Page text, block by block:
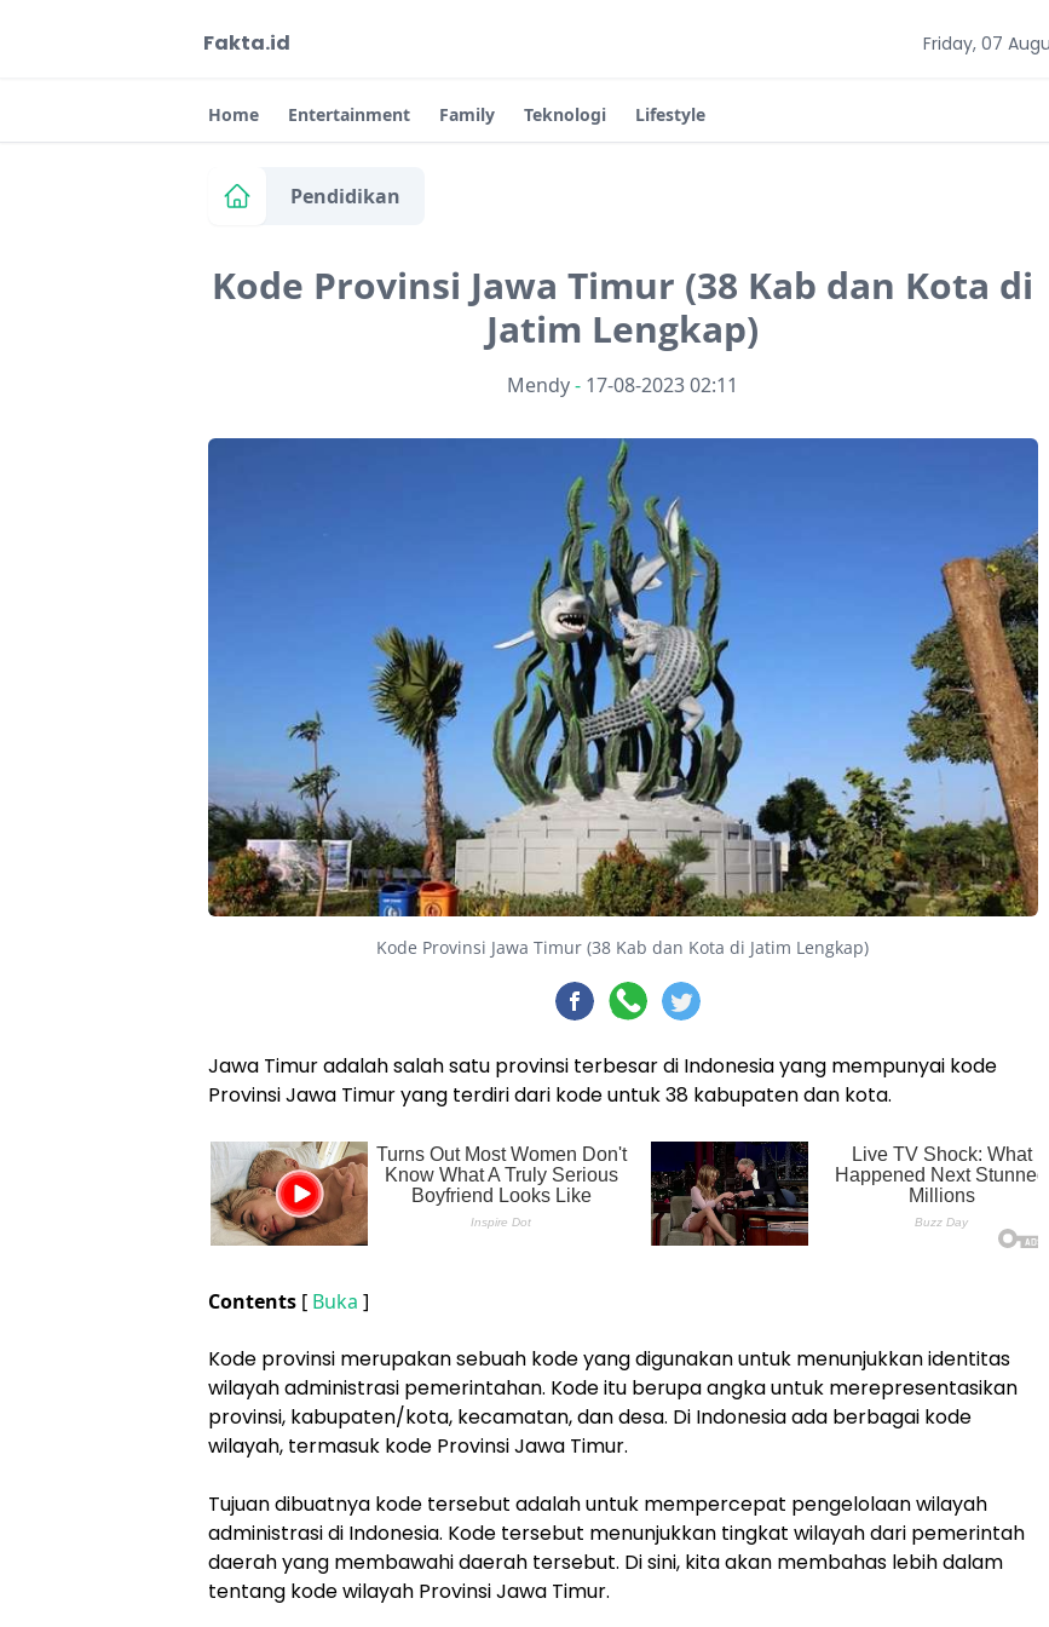
Fakta.id Friday, 07
Home Entertainment Family Teknologi Lifestyle
Pendidikan
Kode Provinsi Jawa Timur (38 Kab dan Kota di
Jatim Lengkap)
Mendy- 17-08-2023 02:11
Kode Provinsi Jawa Timur (38 Kab dan Kota di Jatim Lengkap)
Jawa Timur adalah salah satu provinsi terbesar di Indonesia yang mempunyai kode
Provinsi Jawa Timur yang terdiri dari kode untuk 38 kabupaten dan kota.
Contents [ Buka ]
Kode provinsi merupakan sebuah kode yang digunakan untuk menunjukkan identitas
wilayah administrasi pemerintahan. Kode itu berupa angka untuk merepresentasikan
provinsi, kabupaten/kota, kecamatan, dan desa. Di Indonesia ada berbagai kode
wilayah, termasuk kode Provinsi Jawa Timur.
Tujuan dibuatnya kode tersebut adalah untuk mempercepat pengelolaan wilayah
administrasi di Indonesia. Kode tersebut menunjukkan tingkat wilayah dari pemerintah
daerah yang membawahi daerah tersebut. Di sini, kita akan membahas lebih dalam
tentang kode wilayah Provinsi Jawa Timur.